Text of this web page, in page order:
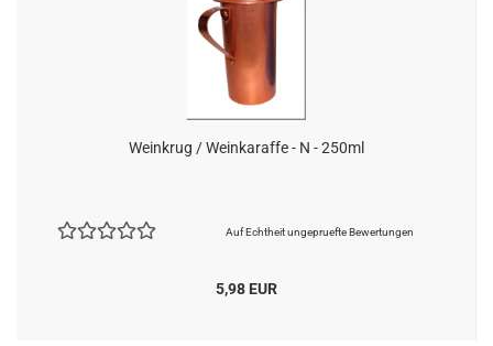
Weinkrug / Weinkaraffe - N - 250ml
Auf Echtheit ungepruefte Bewertungen
5,98 EUR